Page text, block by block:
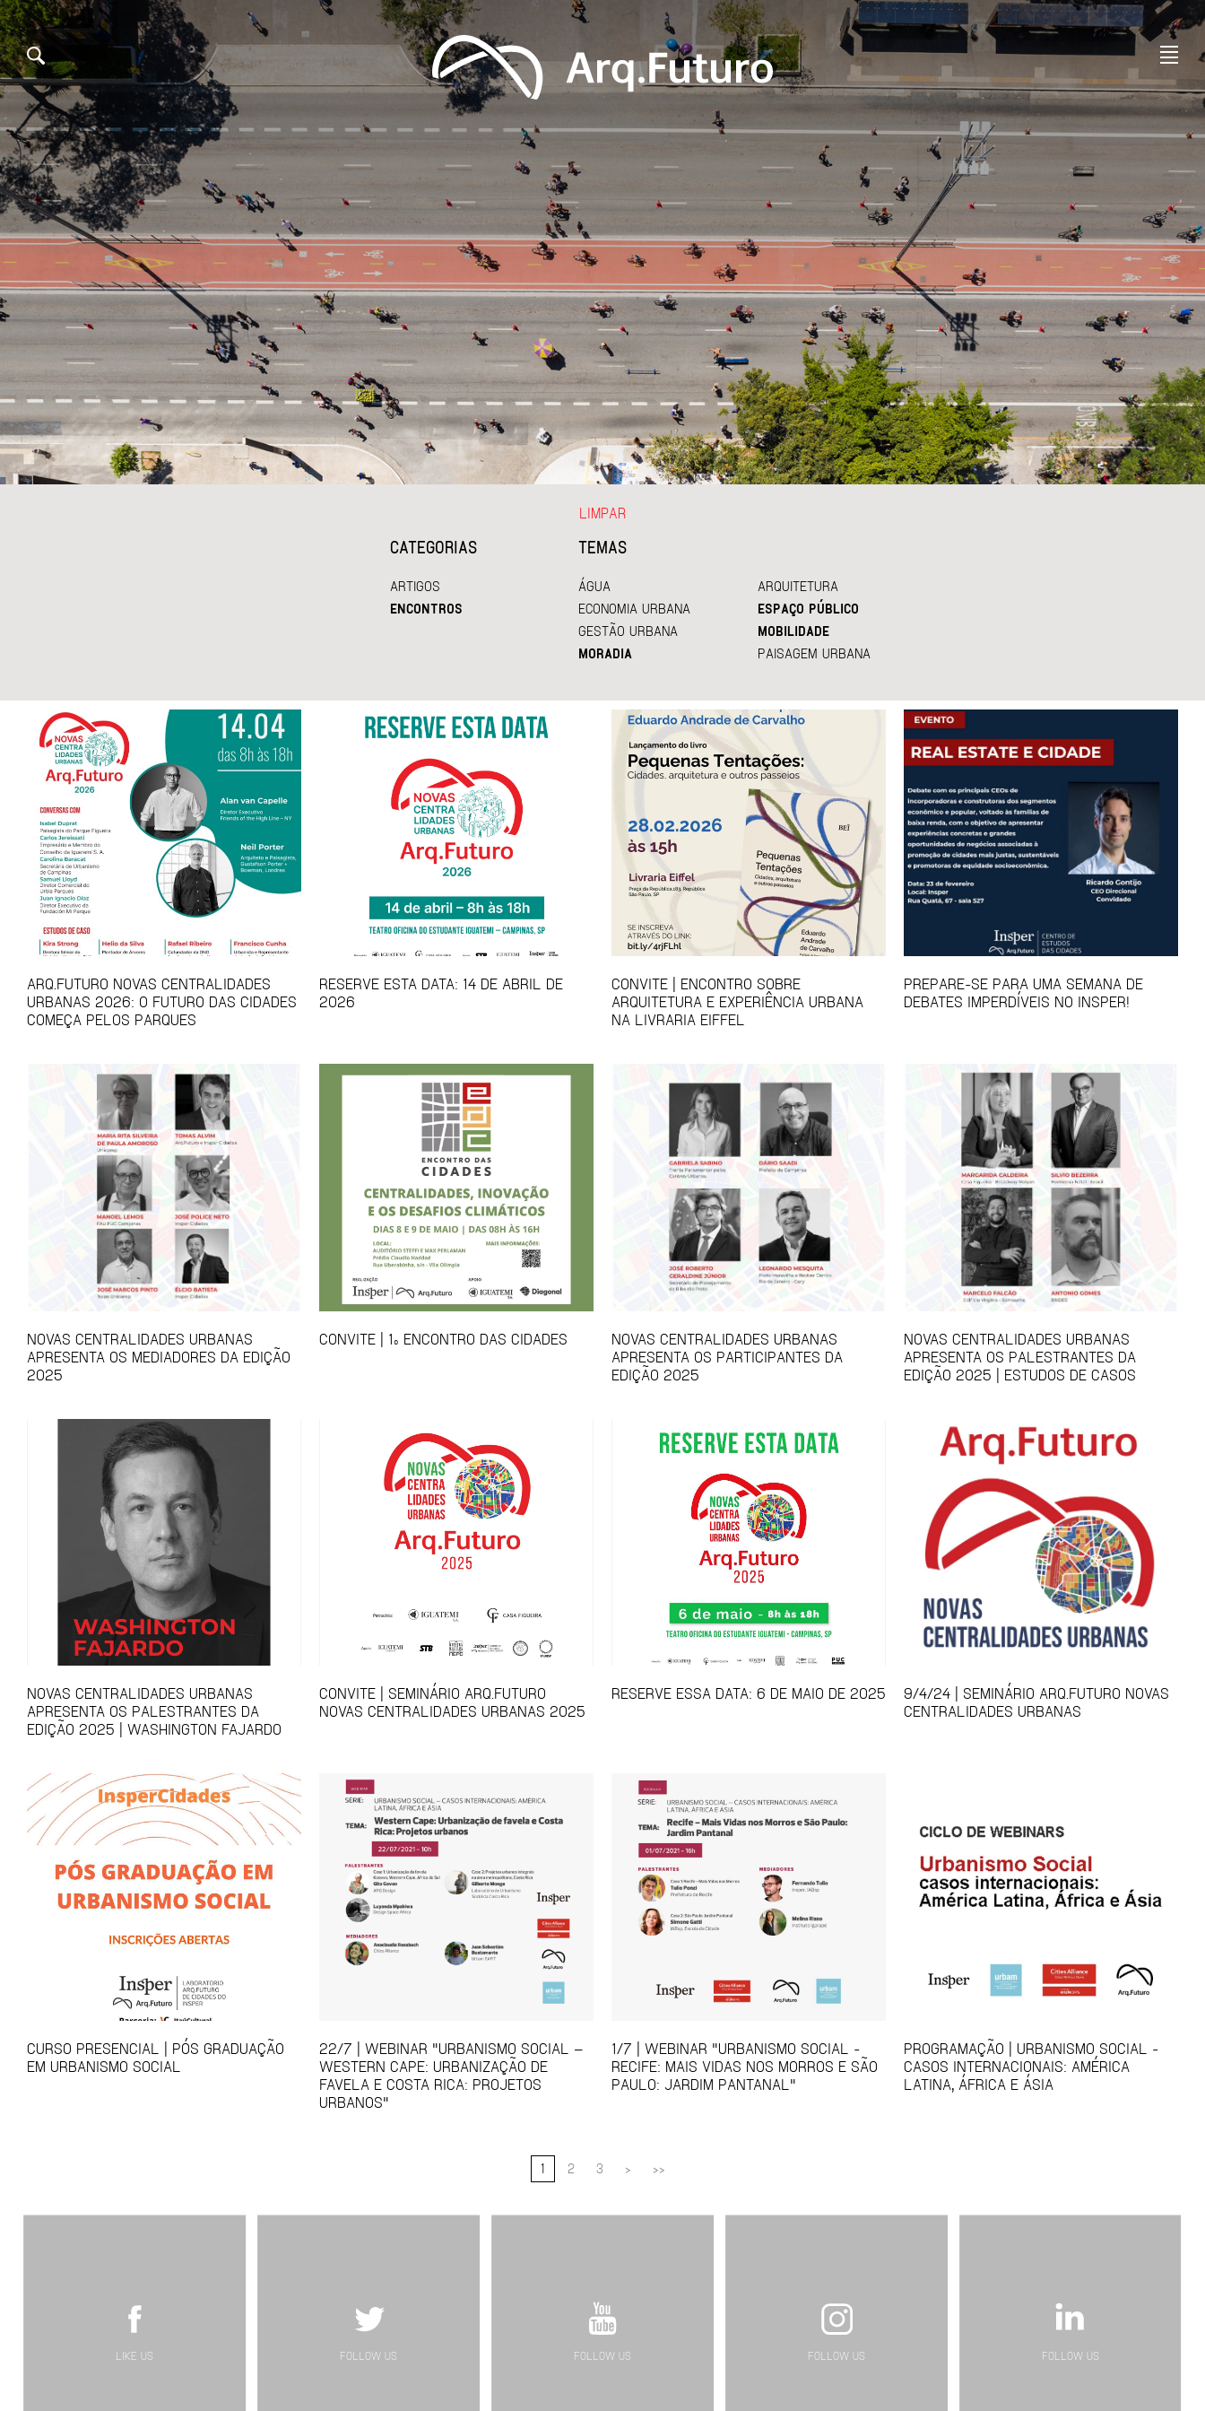
CATEGORIAS
ARTIGOS
ENCONTROS
TEMAS
ÁGUA
ARQUITETURA
ECONOMIA URBANA
ESPAÇO PÚBLICO
GESTÃO URBANA
MOBILIDADE
MORADIA
PAISAGEM URBANA
LIMPAR
ARQ.FUTURO NOVAS CENTRALIDADES
URBANAS 2026: O FUTURO DAS CIDADES
COMEÇA PELOS PARQUES
RESERVE ESTA DATA: 14 DE ABRIL DE
2026
CONVITE | ENCONTRO SOBRE
ARQUITETURA E EXPERIÊNCIA URBANA
NA LIVRARIA EIFFEL
PREPARE-SE PARA UMA SEMANA DE
DEBATES IMPERDÍVEIS NO INSPER!
NOVAS CENTRALIDADES URBANAS
APRESENTA OS MEDIADORES DA EDIÇÃO
2025
CONVITE | 1º ENCONTRO DAS CIDADES
NOVAS CENTRALIDADES URBANAS
APRESENTA OS PARTICIPANTES DA
EDIÇÃO 2025
NOVAS CENTRALIDADES URBANAS
APRESENTA OS PALESTRANTES DA
EDIÇÃO 2025 | ESTUDOS DE CASOS
NOVAS CENTRALIDADES URBANAS
APRESENTA OS PALESTRANTES DA
EDIÇÃO 2025 | WASHINGTON FAJARDO
CONVITE | SEMINÁRIO ARQ.FUTURO
NOVAS CENTRALIDADES URBANAS 2025
RESERVE ESSA DATA: 6 DE MAIO DE 2025
9/4/24 | SEMINÁRIO ARQ.FUTURO NOVAS
CENTRALIDADES URBANAS
CURSO PRESENCIAL | PÓS GRADUAÇÃO
EM URBANISMO SOCIAL
22/7 | WEBINAR "URBANISMO SOCIAL –
WESTERN CAPE: URBANIZAÇÃO DE
FAVELA E COSTA RICA: PROJETOS
URBANOS"
1/7 | WEBINAR "URBANISMO SOCIAL -
RECIFE: MAIS VIDAS NOS MORROS E SÃO
PAULO: JARDIM PANTANAL"
PROGRAMAÇÃO | URBANISMO SOCIAL -
CASOS INTERNACIONAIS: AMÉRICA
LATINA, ÁFRICA E ÁSIA
1 2 3 > >>
LIKE US FOLLOW US FOLLOW US FOLLOW US FOLLOW US